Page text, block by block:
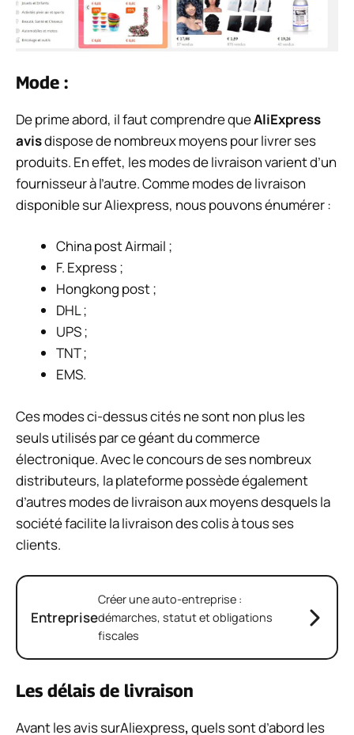
Mode :
De prime abord, il faut comprendre queAliExpress
avisdispose de nombreux moyens pour livrer ses
produits. En effet, les modes de livraison varient d’un
fournisseur à l’autre. Comme modes de livraison
disponible sur Aliexpress, nous pouvons énumérer :
China post Airmail ;
F. Express ;
Hongkong post ;
DHL ;
UPS ;
TNT ;
EMS.
Ces modes ci-dessus cités ne sont non plus les
seuls utilisés par ce géant du commerce
électronique. Avec le concours de ses nombreux
distributeurs, la plateforme possède également
d’autres modes de livraison aux moyens desquels la
société facilite la livraison des colis à tous ses
clients.
Entreprise
Créer une auto-entreprise :
démarches, statut et obligations
fiscales
Les délais de livraison
Avant les avis surAliexpress,quels sont d’abord les